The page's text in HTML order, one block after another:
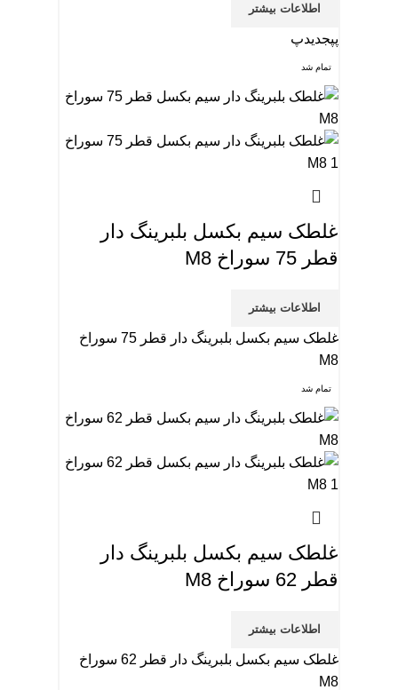
اطلاعات بیشتر
پپجدیدپ
تمام شد
غلطک سیم بکسل بلبرینگ دار
قطر 75 سوراخ M8
اطلاعات بیشتر
غلطک سیم بکسل بلبرینگ دار قطر 75 سوراخ
M8
تمام شد
غلطک سیم بکسل بلبرینگ دار
قطر 62 سوراخ M8
اطلاعات بیشتر
غلطک سیم بکسل بلبرینگ دار قطر 62 سوراخ
M8